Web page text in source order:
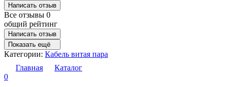
Написать отзыв
Все отзывы 0
общий рейтинг
Написать отзыв
Показать ещё
Категории: Кабель витая пара
Главная
Каталог
0